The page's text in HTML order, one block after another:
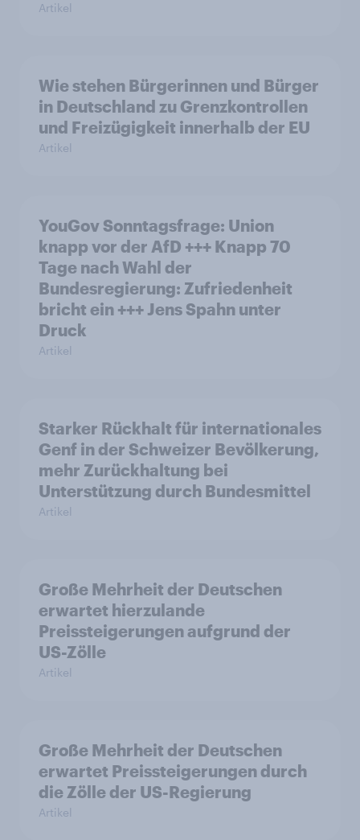
Artikel
Wie stehen Bürgerinnen und Bürger
in Deutschland zu Grenzkontrollen
und Freizügigkeit innerhalb der EU
Artikel
YouGov Sonntagsfrage: Union
knapp vor der AfD +++ Knapp 70
Tage nach Wahl der
Bundesregierung: Zufriedenheit
bricht ein +++ Jens Spahn unter
Druck
Artikel
Starker Rückhalt für internationales
Genf in der Schweizer Bevölkerung,
mehr Zurückhaltung bei
Unterstützung durch Bundesmittel
Artikel
Große Mehrheit der Deutschen
erwartet hierzulande
Preissteigerungen aufgrund der
US-Zölle
Artikel
Große Mehrheit der Deutschen
erwartet Preissteigerungen durch
die Zölle der US-Regierung
Artikel